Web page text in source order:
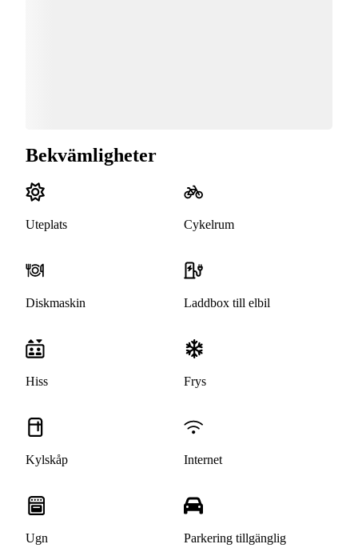
Bekvämligheter
Uteplats Cykelrum
Diskmaskin Laddbox till elbil
Hiss Frys
Kylskåp Internet
Ugn Parkering tillgänglig